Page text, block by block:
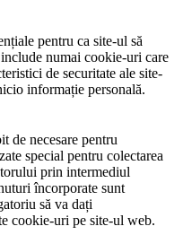
pentru ca site-ul să
numai cookie-uri care
de securitate ale site-
informație personală.
de necesare pentru
special pentru colectarea
prin intermediul
încorporate sunt
să va dați
cookie-uri pe site-ul web.